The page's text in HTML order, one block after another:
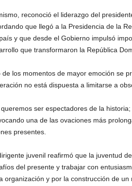
reconoció el liderazgo del
que llegó a la Presidencia de la
y que desde el Gobierno impulsó
que transformaron la República
de los momentos de mayor emoción se
no está dispuesta a limitarse a
queremos ser espectadores de la
una de las ovaciones más
presentes.
juvenil reafirmó que la juventud
del presente y trabajar con
organización y por la construcción de